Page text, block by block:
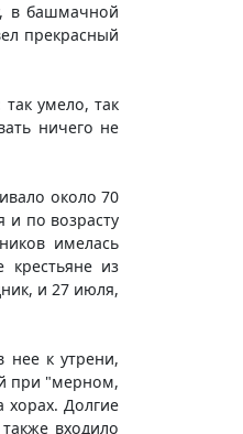
в башмачной
прекрасный
умело, так
ничего не
около 70
и по возрасту
имелась
из
и 27 июля,
нее к утрени,
при "мерном,
Долгие
входило